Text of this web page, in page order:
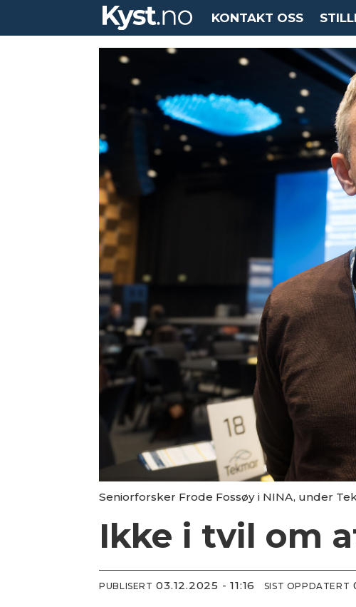
KONTAKT OSS
Seniorforsker Frode Fossøy i NINA, under
Ikke i tvil om
PUBLISERT 03.12.2025 - 11:16 SIST OPPDATERT